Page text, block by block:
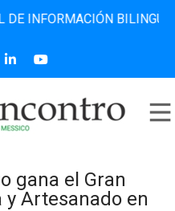
BILINGÜE
gana el Gran
Artesanado en